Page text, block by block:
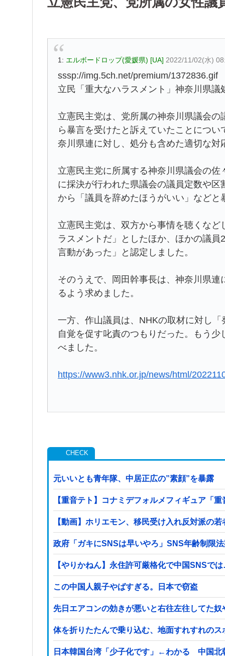
1: エルボードロップ(愛媛県) [UA] 2022/11/02(水)
sssp://img.5ch.net/premium/1372836.gif
立民「重大なハラスメント」神奈川県議
立憲民主党は、党所属の神奈川県議会
ら暴言を受けたと訴えていたことにつ
奈川県連に対し、処分も含めた適切な
立憲民主党に所属する神奈川県議会の
に採決が行われた県議会の議員定数や
から「議員を辞めたほうがいい」など
立憲民主党は、双方から事情を聴くな
ラスメントだ」としたほか、ほかの議
言動があった」と認定しました。
そのうえで、岡田幹事長は、神奈川県
るよう求めました。
一方、作山議員は、NHKの取材に対し
自覚を促す叱責のつもりだった。もう
べました。
https://www3.nhk.or.jp/news/html/
元いいとも青年隊、中居正広の”素顔”を暴露
【重音テト】コナミデフォルメフィギュア「
【動画】ホリエモン、移民受け入れ反対派の
政府「ガキにSNSは早いやろ」SNS年齢制限
【やりかねん】永住許可厳格化で中国SNSで
この中国人親子やばすぎる。日本で窃盗
先日エアコンの効きが悪いと右往左往してた奴
体を折りたたんで乗り込む、地面すれすれの
日本韓国台湾「少子化です」←わかる 中国北